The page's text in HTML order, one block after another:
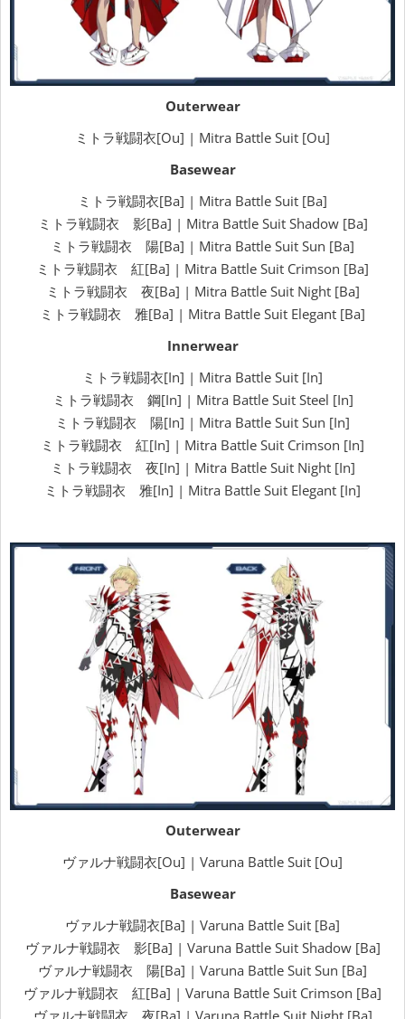
Outerwear
ミトラ戦闘衣[Ou] | Mitra Battle Suit [Ou]
Basewear
ミトラ戦闘衣[Ba] | Mitra Battle Suit [Ba]
ミトラ戦闘衣 影[Ba] | Mitra Battle Suit Shadow [Ba]
ミトラ戦闘衣 陽[Ba] | Mitra Battle Suit Sun [Ba]
ミトラ戦闘衣 紅[Ba] | Mitra Battle Suit Crimson [Ba]
ミトラ戦闘衣 夜[Ba] | Mitra Battle Suit Night [Ba]
ミトラ戦闘衣 雅[Ba] | Mitra Battle Suit Elegant [Ba]
Innerwear
ミトラ戦闘衣[In] | Mitra Battle Suit [In]
ミトラ戦闘衣 鋼[In] | Mitra Battle Suit Steel [In]
ミトラ戦闘衣 陽[In] | Mitra Battle Suit Sun [In]
ミトラ戦闘衣 紅[In] | Mitra Battle Suit Crimson [In]
ミトラ戦闘衣 夜[In] | Mitra Battle Suit Night [In]
ミトラ戦闘衣 雅[In] | Mitra Battle Suit Elegant [In]
Outerwear
ヴァルナ戦闘衣[Ou] | Varuna Battle Suit [Ou]
Basewear
ヴァルナ戦闘衣[Ba] | Varuna Battle Suit [Ba]
ヴァルナ戦闘衣 影[Ba] | Varuna Battle Suit Shadow [Ba]
ヴァルナ戦闘衣 陽[Ba] | Varuna Battle Suit Sun [Ba]
ヴァルナ戦闘衣 紅[Ba] | Varuna Battle Suit Crimson [Ba]
ヴァルナ戦闘衣 夜[Ba] | Varuna Battle Suit Night [Ba]